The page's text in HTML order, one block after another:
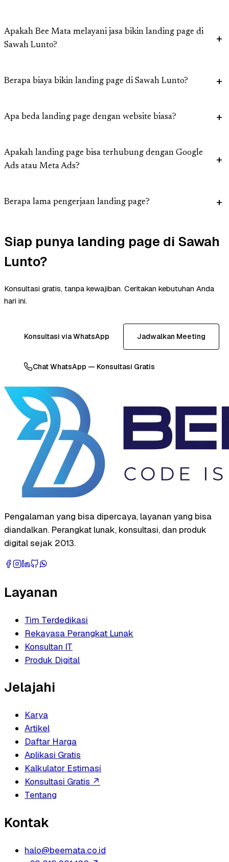
Apakah Bee Mata melayani jasa bikin landing page di
Sawah Lunto?
Berapa biaya bikin landing page di Sawah Lunto?
Apa beda landing page dengan website biasa?
Apakah landing page bisa terhubung dengan Google
Ads atau Meta Ads?
Berapa lama pengerjaan landing page?
Siap punya landing page di Sawah
Lunto?
Konsultasi gratis, tanpa kewajiban. Ceritakan kebutuhan Anda
hari ini.
Konsultasi via WhatsApp Jadwalkan Meeting
Chat WhatsApp — Konsultasi Gratis
Pengalaman yang bisa dipercaya, layanan yang bisa
diandalkan. Perangkat lunak, konsultasi, dan produk
digital sejak 2013.
Layanan
Tim Terdedikasi
Rekayasa Perangkat Lunak
Konsultan IT
Produk Digital
Jelajahi
Karya
Artikel
Daftar Harga
Aplikasi Gratis
Kalkulator Estimasi
Konsultasi Gratis ↗
Tentang
Kontak
halo@beemata.co.id